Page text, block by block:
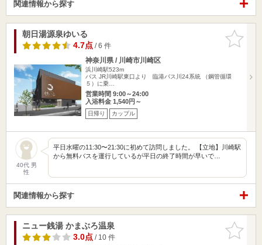
関連情報から探す
お気に入
りに追加
朝日湯源泉ゆいる
4.7点/ 6 件
神奈川県 / 川崎市川崎区
浜川崎駅523m
バス JR川崎駅東口より 臨港バス川24系統 （鋼管循環
５）に乗…
営業時間 9:00～24:00
入浴料金 1,540円～
日帰り カップル
40代 男
性
平日水曜の11:30〜21:30に初めて訪問しました。 【立地】川崎駅
から無料バスを運行しているが平日の終了時間が早いで…
関連情報から探す
お気に入
りに追加
ニュー銭湯 かまぶろ温泉
3.0点/ 10 件